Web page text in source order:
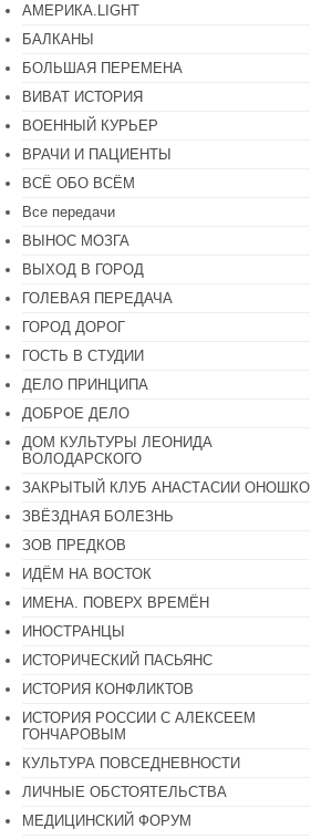
АМЕРИКА.LIGHT
БАЛКАНЫ
БОЛЬШАЯ ПЕРЕМЕНА
ВИВАТ ИСТОРИЯ
ВОЕННЫЙ КУРЬЕР
ВРАЧИ И ПАЦИЕНТЫ
ВСЁ ОБО ВСЁМ
Все передачи
ВЫНОС МОЗГА
ВЫХОД В ГОРОД
ГОЛЕВАЯ ПЕРЕДАЧА
ГОРОД ДОРОГ
ГОСТЬ В СТУДИИ
ДЕЛО ПРИНЦИПА
ДОБРОЕ ДЕЛО
ДОМ КУЛЬТУРЫ ЛЕОНИДА
ВОЛОДАРСКОГО
ЗАКРЫТЫЙ КЛУБ АНАСТАСИИ ОНОШКО
ЗВЁЗДНАЯ БОЛЕЗНЬ
ЗОВ ПРЕДКОВ
ИДЁМ НА ВОСТОК
ИМЕНА. ПОВЕРХ ВРЕМЁН
ИНОСТРАНЦЫ
ИСТОРИЧЕСКИЙ ПАСЬЯНС
ИСТОРИЯ КОНФЛИКТОВ
ИСТОРИЯ РОССИИ С АЛЕКСЕЕМ
ГОНЧАРОВЫМ
КУЛЬТУРА ПОВСЕДНЕВНОСТИ
ЛИЧНЫЕ ОБСТОЯТЕЛЬСТВА
МЕДИЦИНСКИЙ ФОРУМ